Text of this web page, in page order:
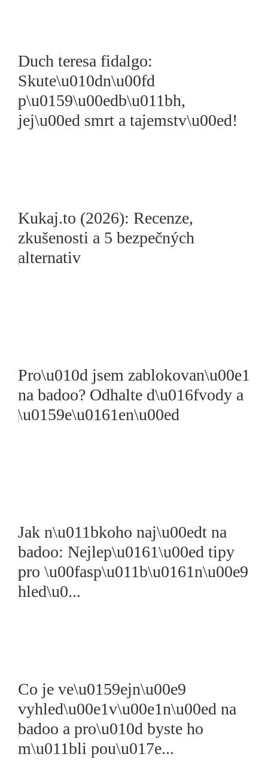
Duch teresa fidalgo:
Skute\u010dn\u00fd
p\u0159\u00edb\u011bh,
jej\u00ed smrt a tajemstv\u00ed!
Kukaj.to (2026): Recenze,
zkušenosti a 5 bezpečných
alternativ
Pro\u010d jsem zablokovan\u00e1
na badoo? Odhalte d\u016fvody a
\u0159e\u0161en\u00ed
Jak n\u011bkoho naj\u00edt na
badoo: Nejlep\u0161\u00ed tipy
pro \u00fasp\u011b\u0161n\u00e9
hled\u0...
Co je ve\u0159ejn\u00e9
vyhled\u00e1v\u00e1n\u00ed na
badoo a pro\u010d byste ho
m\u011bli pou\u017e...